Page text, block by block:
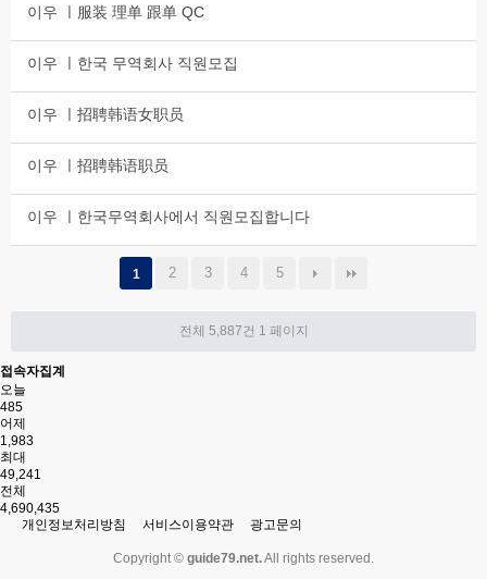
이우 ㅣ服装 理单 跟单 QC
이우 ㅣ한국 무역회사 직원모집
이우 ㅣ招聘韩语女职员
이우 ㅣ招聘韩语职员
이우 ㅣ한국무역회사에서 직원모집합니다
1 2 3 4 5
전체 5,887건 1 페이지
접속자집계
오늘
485
어제
1,983
최대
49,241
전체
4,690,435
개인정보처리방침
서비스이용약관 광고문의
Copyright © guide79.net.All rights reserved.